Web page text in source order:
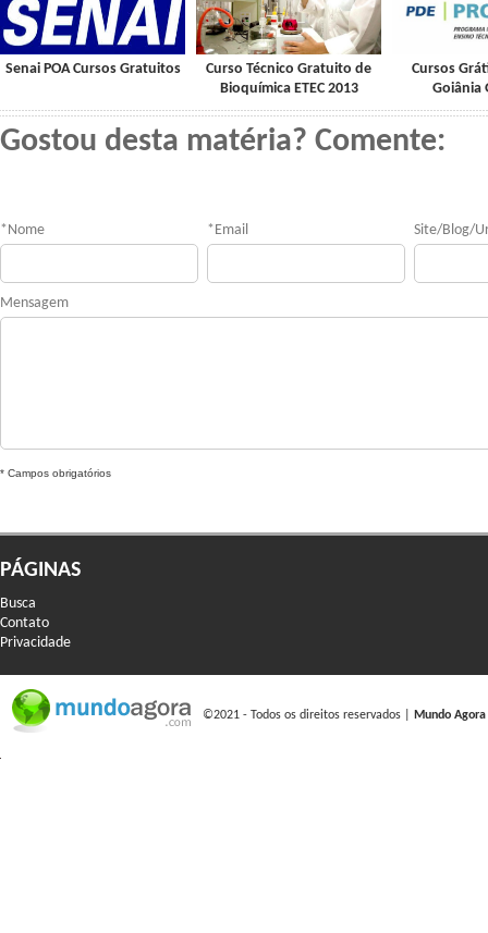
Senai POA Cursos Gratuitos
Curso Técnico Gratuito de
Bioquímica ETEC 2013
Cursos
Goiânia
Gostou desta matéria? Comente:
* Nome * Email Site/Blog/
Mensagem
* Campos obrigatórios
PÁGINAS
Busca
Contato
Privacidade
©2021 - Todos os direitos reservados | Mundo Agora